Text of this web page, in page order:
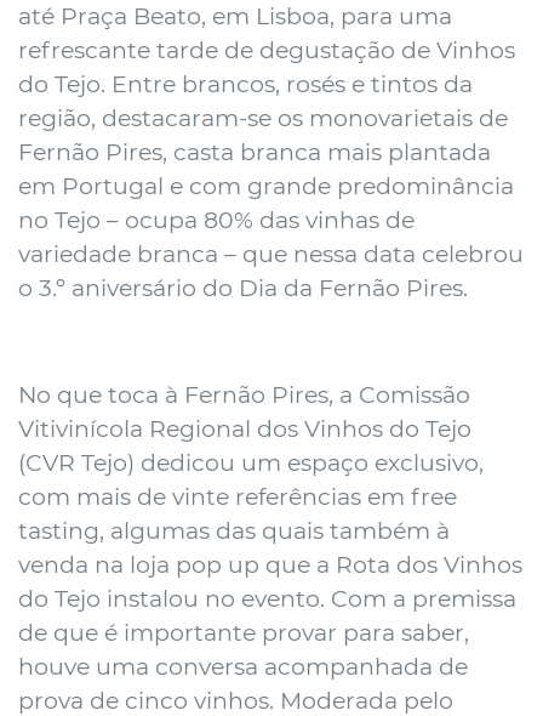
até Praça Beato, em Lisboa, para uma
refrescante tarde de degustação de Vinhos
do Tejo. Entre brancos, rosés e tintos da
região, destacaram-se os monovarietais de
Fernão Pires, casta branca mais plantada
em Portugal e com grande predominância
no Tejo – ocupa 80% das vinhas de
variedade branca – que nessa data celebrou
o 3.º aniversário do Dia da Fernão Pires.
No que toca à Fernão Pires, a Comissão
Vitivinícola Regional dos Vinhos do Tejo
(CVR Tejo) dedicou um espaço exclusivo,
com mais de vinte referências em free
tasting, algumas das quais também à
venda na loja pop up que a Rota dos Vinhos
do Tejo instalou no evento. Com a premissa
de que é importante provar para saber,
houve uma conversa acompanhada de
prova de cinco vinhos. Moderada pelo